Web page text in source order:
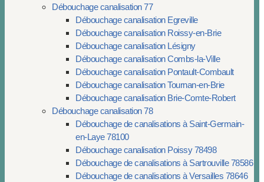
Débouchage canalisation 77
Débouchage canalisation Egreville
Débouchage canalisation Roissy-en-Brie
Débouchage canalisation Lésigny
Débouchage canalisation Combs-la-Ville
Débouchage canalisation Pontault-Combault
Débouchage canalisation Tournan-en-Brie
Débouchage canalisation Brie-Comte-Robert
Débouchage canalisation 78
Débouchage de canalisations à Saint-Germain-
en-Laye 78100
Débouchage canalisation Poissy 78498
Débouchage de canalisations à Sartrouville 78586
Débouchage de canalisations à Versailles 78646